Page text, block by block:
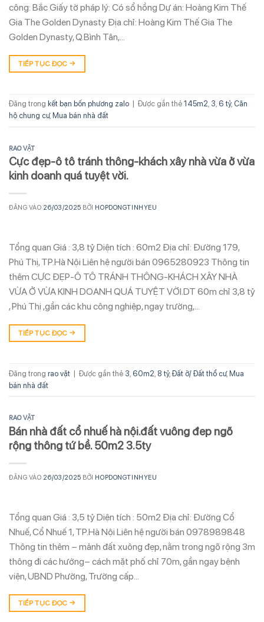
công: Bắc Giấy tờ pháp lý: Có sổ hồng Dự án: Hoàng Kim Thế
Gia The Golden Dynasty Địa chỉ: Hoàng Kim Thế Gia The
Golden Dynasty, Q.Bình Tân,…
TIẾP TỤC ĐỌC →
Đăng trong kết bạn bốn phương zalo Được gắn thẻ 145m2 3 6 tỷ, Căn
hộ chung cư, Mua bán nhà đất
RAO VẶT
Cực đẹp-ô tô tránh thông-khách xây nhà vừa ở vừa
kinh doanh quá tuyệt vời.
ĐĂNG VÀO 26/03/2025 BỞI HOPDONGTINHYEU
Tổng quan Giá : 3,8 tỷ Diện tích : 60m2 Địa chỉ: Đường 179,
Phú Thị, TP.Hà Nội Liên hệ người bán 0965280923 Thông tin
thêm CỰC ĐẸP-Ô TÔ TRÁNH THÔNG-KHÁCH XÂY NHÀ
VỪA Ở VỪA KINH DOANH QUÁ TUYỆT VỜI.DT 60m chỉ 3,8 tỷ
, Phú Thị ,gần các khu công nghiệp, ngay trường,…
TIẾP TỤC ĐỌC →
Đăng trong rao vặt | Được gắn thẻ 3 60m2 8 tỷ, Đất ở/ Đất thổ cư, Mua
bán nhà đất
RAO VẶT
Bán nhà đất cổ nhuế hà nội.đất vuông đep ngõ
rộng thông tứ bề. 50m2 3.5ty
ĐĂNG VÀO 26/03/2025 BỞI HOPDONGTINHYEU
Tổng quan Giá : 3,5 tỷ Diện tích : 50m2 Địa chỉ: Đường Cổ
Nhuế, Cổ Nhuế 1, TP.Hà Nội Liên hệ người bán 0978989848
Thông tin thêm – mảnh đất xuông đẹp, nằm trong ngõ rộng 3m
thông đi các hướng– cách mặt phố chỉ 70m, gần ngay bệnh
viện, UBND Phường, Trường cấp…
TIẾP TỤC ĐỌC →